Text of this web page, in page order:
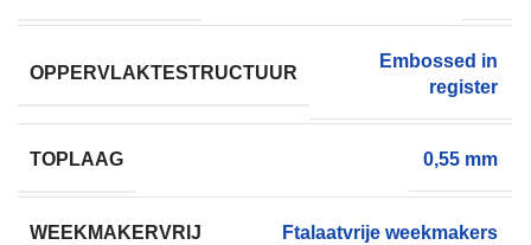
OPPERVLAKTESTRUCTUUR
Embossed in
register
TOPLAAG 0,55 mm
WEEKMAKERVRIJ Ftalaatvrije weekmakers